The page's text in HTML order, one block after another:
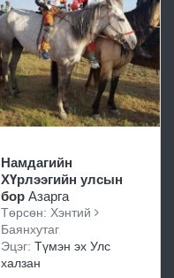
Намдагийн
ХҮрлээгийн улсын
бор Азарга
Төрсөн: Хэнтий
Баянхутаг
Эцэг: Түмэн эх Улс
халзан